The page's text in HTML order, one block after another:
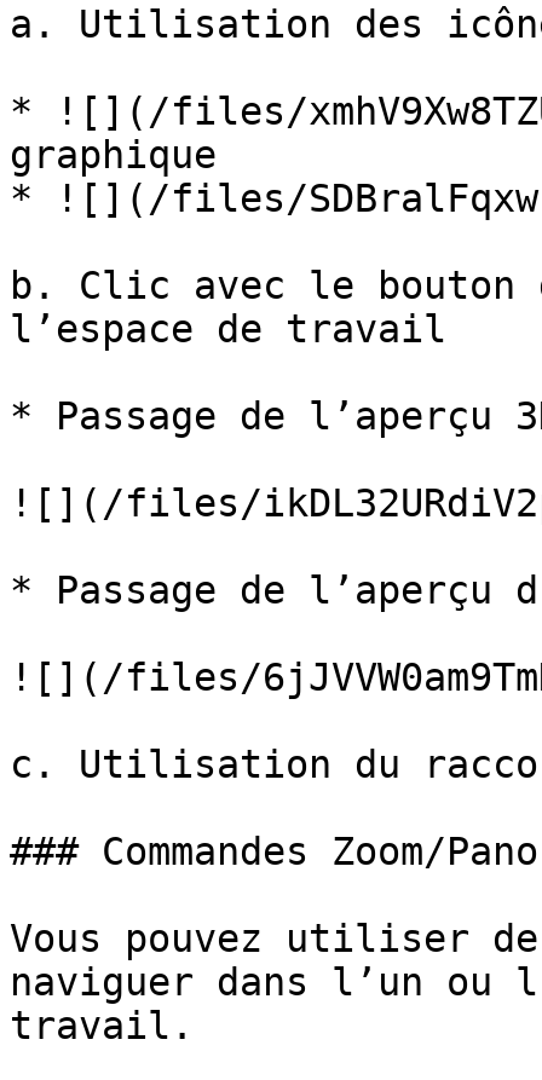
a. Utilisation des
* ![](/files/
graphique
* ![](/files/
b. Clic avec le
l’espace de travail
* Passage de l’aperçu
![](/files/
* Passage de l’aperçu
![](/files/
c. Utilisation du
### Commandes Zoom/
Vous pouvez utiliser
naviguer dans l’un ou
travail.